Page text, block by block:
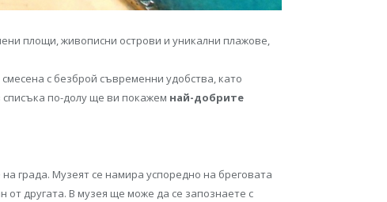
площи, живописни острови и уникални плажове,
с безброй съвременни удобства, като
списъка по-долу ще ви покажем най-добрите
града. Музеят се намира успоредно на бреговата
от другата. В музея ще може да се запознаете с